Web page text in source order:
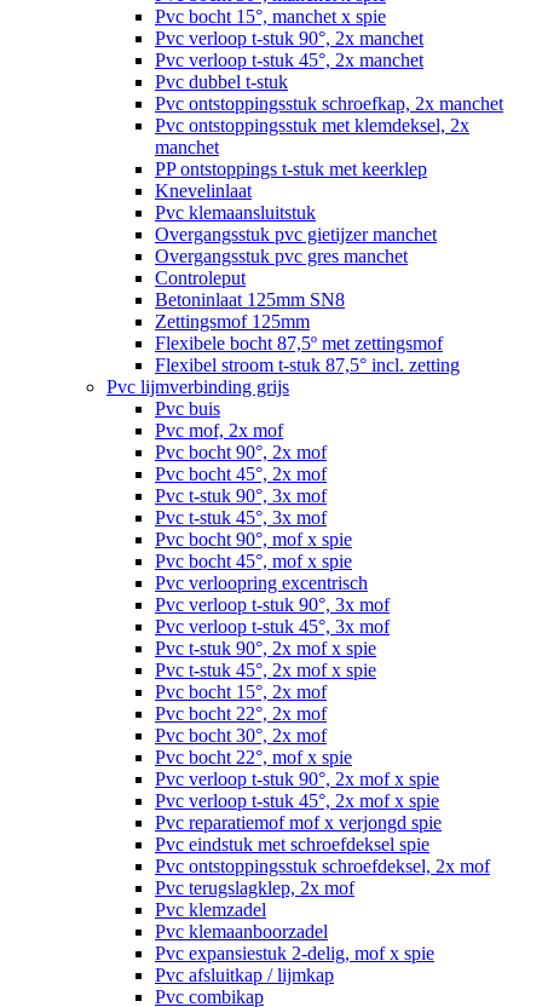
Pvc bocht 15°, manchet x spie
Pvc verloop t-stuk 90°, 2x manchet
Pvc verloop t-stuk 45°, 2x manchet
Pvc dubbel t-stuk
Pvc ontstoppingsstuk schroefkap, 2x manchet
Pvc ontstoppingsstuk met klemdeksel, 2x
manchet
PP ontstoppings t-stuk met keerklep
Knevelinlaat
Pvc klemaansluitstuk
Overgangsstuk pvc gietijzer manchet
Overgangsstuk pvc gres manchet
Controleput
Betoninlaat 125mm SN8
Zettingsmof 125mm
Flexibele bocht 87,5º met zettingsmof
Flexibel stroom t-stuk 87,5° incl. zetting
Pvc lijmverbinding grijs
Pvc buis
Pvc mof, 2x mof
Pvc bocht 90°, 2x mof
Pvc bocht 45°, 2x mof
Pvc t-stuk 90°, 3x mof
Pvc t-stuk 45°, 3x mof
Pvc bocht 90°, mof x spie
Pvc bocht 45°, mof x spie
Pvc verloopring excentrisch
Pvc verloop t-stuk 90°, 3x mof
Pvc verloop t-stuk 45°, 3x mof
Pvc t-stuk 90°, 2x mof x spie
Pvc t-stuk 45°, 2x mof x spie
Pvc bocht 15°, 2x mof
Pvc bocht 22°, 2x mof
Pvc bocht 30°, 2x mof
Pvc bocht 22°, mof x spie
Pvc verloop t-stuk 90°, 2x mof x spie
Pvc verloop t-stuk 45°, 2x mof x spie
Pvc reparatiemof mof x verjongd spie
Pvc eindstuk met schroefdeksel spie
Pvc ontstoppingsstuk schroefdeksel, 2x mof
Pvc terugslagklep, 2x mof
Pvc klemzadel
Pvc klemaanboorzadel
Pvc expansiestuk 2-delig, mof x spie
Pvc afsluitkap / lijmkap
Pvc combikap